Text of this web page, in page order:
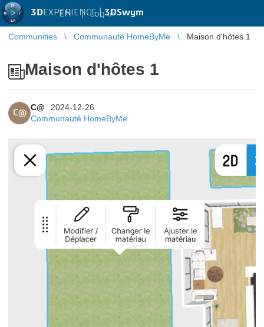
3DEXPERIENCE |3DSwym
EN | Log in
Communities Communauté HomeByMe Maison d'hôtes 1
Maison d'hôtes 1
C@
C@
2024-12-26
Communauté HomeByMe